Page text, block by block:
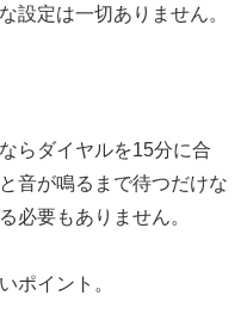
設定は一切ありません。
らダイヤルを15分に合
音が鳴るまで待つだけな
必要もありません。
ポイント。